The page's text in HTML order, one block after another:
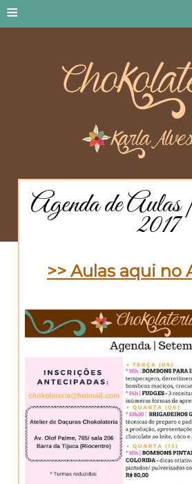
≡
Agenda de
2017
>> Aulas aqui no